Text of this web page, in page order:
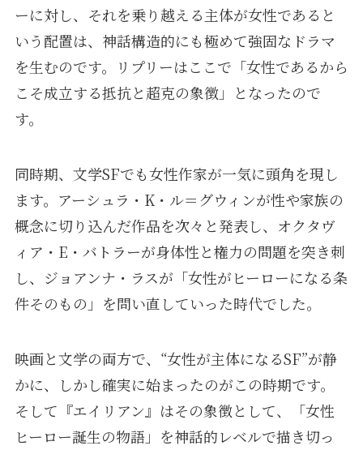
ーに対し、それを乗り越える主体が女性であると
いう配置は、神話構造的にも極めて強固なドラマ
を生むのです。リプリーはここで「女性であるから
こそ成立する抵抗と超克の象徴」となったので
す。
同時期、文学SFでも女性作家が一気に頭角を現し
ます。アーシュラ・K・ル＝グウィンが性や家族の
概念に切り込んだ作品を次々と発表し、オクタヴ
ィア・E・バトラーが身体性と権力の問題を突き刺
し、ジョアンナ・ラスが「女性がヒーローになる条
件そのもの」を問い直していった時代でした。
映画と文学の両方で、“女性が主体になるSF”が静
かに、しかし確実に始まったのがこの時期です。
そして『エイリアン』はその象徴として、「女性
ヒーロー誕生の物語」を神話的レベルで描き切っ